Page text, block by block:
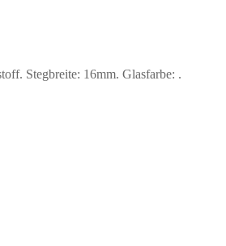
Stegbreite: 16mm. Glasfarbe: .